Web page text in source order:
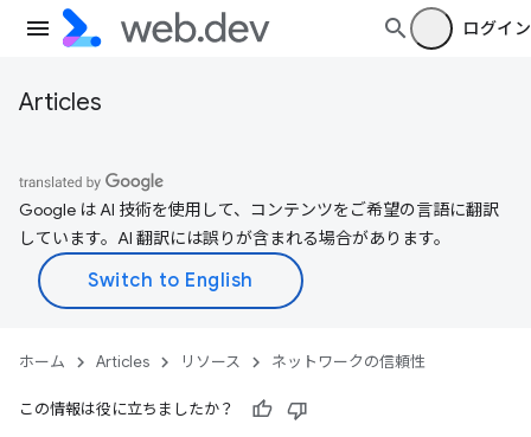
ログイン
Articles
Google は AI 技術を使用して、コンテンツをご希望の言語に翻訳
しています。AI 翻訳には誤りが含まれる場合があります。
ホーム Articles リソース ネットワークの信頼性
この情報は役に立ちましたか？